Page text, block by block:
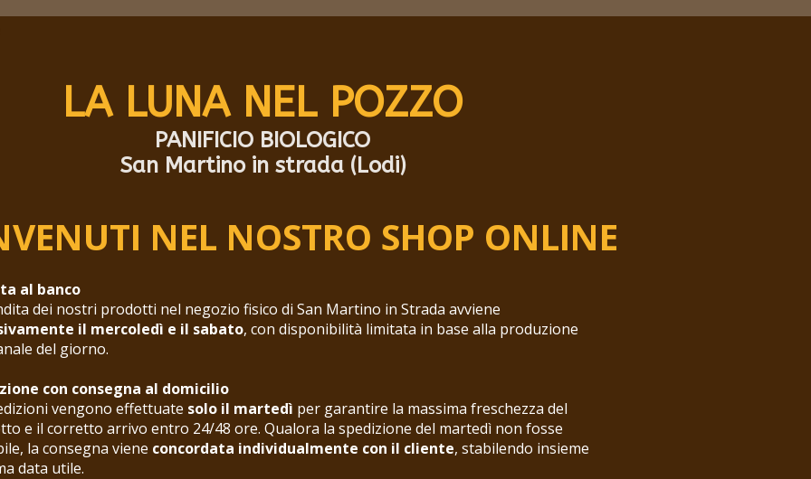
LA LUNA NEL POZZO
PANIFICIO BIOLOGICO
San Martino in strada (Lodi)
NEL NOSTRO SHOP ONLINE
al banco
dei nostri prodotti nel negozio fisico di San Martino in Strada avviene
il mercoledì e il sabato, con disponibilità limitata in base alla produzione
del giorno.
con consegna al domicilio
vengono effettuate solo il martedì per garantire la massima freschezza del
e il corretto arrivo entro 24/48 ore. Qualora la spedizione del martedì non fosse
la consegna viene concordata individualmente con il cliente, stabilendo insieme
data utile.